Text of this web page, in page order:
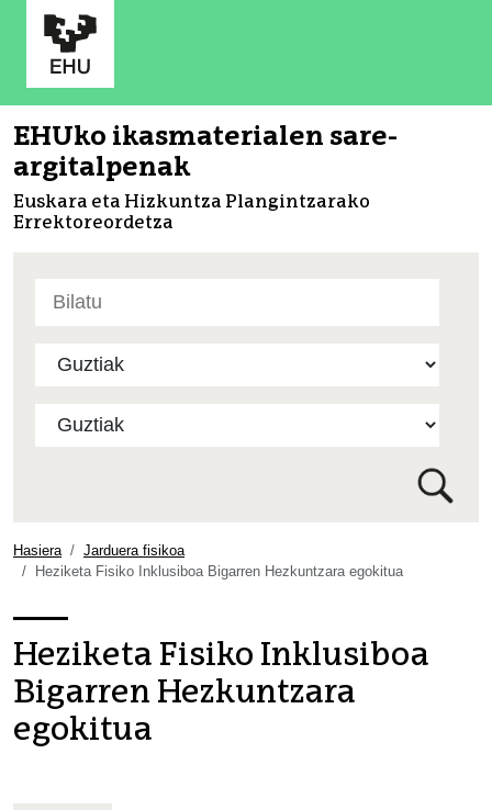
EHUko ikasmaterialen sare-
argitalpenak
Euskara eta Hizkuntza Plangintzarako
Errektoreordetza
atarian
aurreratua…
Hasiera
Jarduera fisikoa
Heziketa Fisiko Inklusiboa Bigarren Hezkuntzara egokitua
Heziketa Fisiko Inklusiboa
Bigarren Hezkuntzara
egokitua